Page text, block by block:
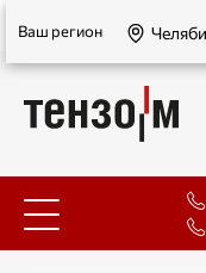
Челябинск
Ваш регион